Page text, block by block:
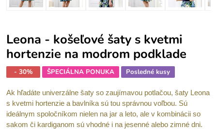
Leona - košeľové šaty s kvetmi
hortenzie na modrom podklade
- 30% ŠPECIÁLNA PONUKA Posledné kusy
Ak hľadáte univerzálne šaty so zaujímavou potlačou, šaty Leona
s kvetmi hortenzie a bavlníka sú tou správnou voľbou. Sú
ideálnym spoločníkom nielen na jar a leto, ale v kombinácii so
sakom či kardiganom sú vhodné i na jesenné alebo zimné dni.